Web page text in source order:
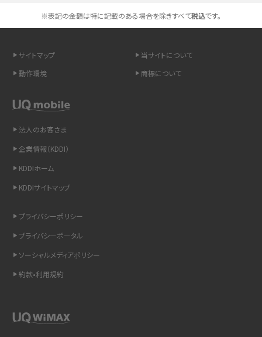
iCloudの使用容量を減らす9つの方法！使用状況の確認手順も紹介
インスタのDMの送り方は？便利機能の使い方や注意点をわかりやすく解説
Bluetooth®とは？Wi-Fiとの違いやスマホ・PCとの接続方法を解説
※表記の金額は特に記載のある場合を除きすべて税込です。
サイトマップ
当サイトについて
動作環境
商標について
法人のお客さま
企業情報（KDDI）
KDDIホーム
KDDIサイトマップ
プライバシーポリシー
プライバシーポータル
ソーシャルメディアポリシー
約款•利用規約